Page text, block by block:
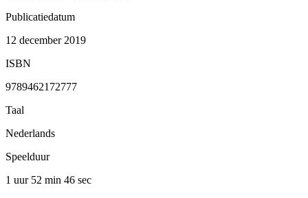
Publicatiedatum
12 december 2019
ISBN
9789462172777
Taal
Nederlands
Speelduur
1 uur 52 min 46 sec